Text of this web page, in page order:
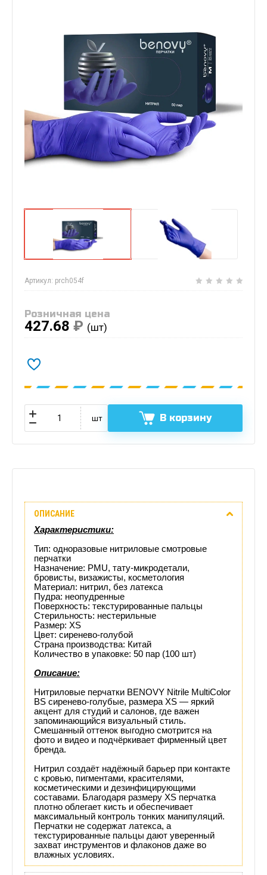
Артикул: prch054f
Розничная цена
427.68 ₽ (шт)
шт В корзину
Отзывы
(0)
Доставка
этого
товара
ОПИСАНИЕ
Характеристики:
Тип: одноразовые нитриловые смотровые
перчатки
Назначение: PMU, тату‑микродетали,
бровисты, визажисты, косметология
Материал: нитрил, без латекса
Пудра: неопудренные
Поверхность: текстурированные пальцы
Стерильность: нестерильные
Размер: XS
Цвет: сиренево‑голубой
Страна производства: Китай
Количество в упаковке: 50 пар (100 шт)
Описание:
Нитриловые перчатки BENOVY Nitrile MultiColor
BS сиренево‑голубые, размера XS — яркий
акцент для студий и салонов, где важен
запоминающийся визуальный стиль.
Смешанный оттенок выгодно смотрится на
фото и видео и подчёркивает фирменный цвет
бренда.
Нитрил создаёт надёжный барьер при контакте
с кровью, пигментами, красителями,
косметическими и дезинфицирующими
составами. Благодаря размеру XS перчатка
плотно облегает кисть и обеспечивает
максимальный контроль тонких манипуляций.
Перчатки не содержат латекса, а
текстурированные пальцы дают уверенный
захват инструментов и флаконов даже во
влажных условиях.